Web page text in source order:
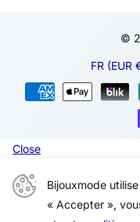
©
FR (EUR
Bijouxmode
« Accepter »,
Close